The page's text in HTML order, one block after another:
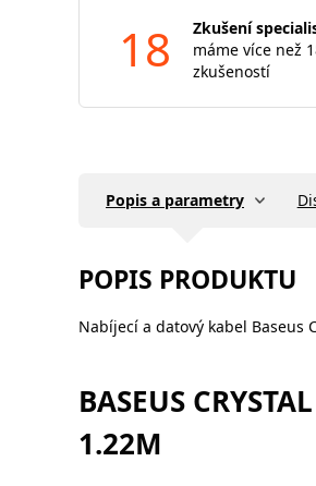
18
Zkušení
máme více než
zkušeností
Popis a parametry
POPIS PRODUKTU
Nabíjecí a datový kabel Baseus
BASEUS
1.22M